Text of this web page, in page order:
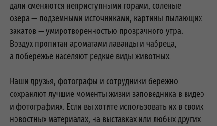
дали сменяются неприступными горами, соленые
озера — подземными источниками, картины пылающих
закатов — умиротворенностью прозрачного утра.
Воздух пропитан ароматами лаванды и чабреца,
а побережье населяют редкие виды животных.
Наши друзья, фотографы и сотрудники бережно
сохраняют лучшие моменты жизни заповедника в видео
и фотографиях. Если вы хотите использовать их в своих
новостных материалах, на выставках или любых других